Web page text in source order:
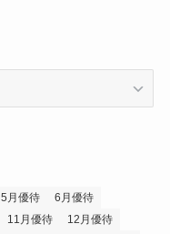
5月優待
6月優待
11月優待
12月優待